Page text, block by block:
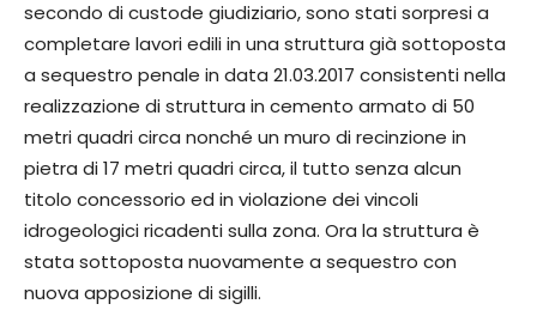
secondo di custode giudiziario, sono stati sorpresi a
completare lavori edili in una struttura già sottoposta
a sequestro penale in data 21.03.2017 consistenti nella
realizzazione di struttura in cemento armato di 50
metri quadri circa nonché un muro di recinzione in
pietra di 17 metri quadri circa, il tutto senza alcun
titolo concessorio ed in violazione dei vincoli
idrogeologici ricadenti sulla zona. Ora la struttura è
stata sottoposta nuovamente a sequestro con
nuova apposizione di sigilli.